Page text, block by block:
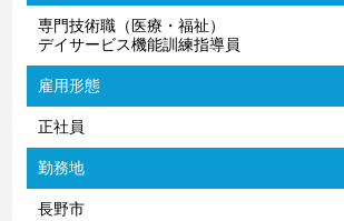
専門技術職（医療・福祉）
デイサービス機能訓練指導員
雇用形態
正社員
勤務地
長野市